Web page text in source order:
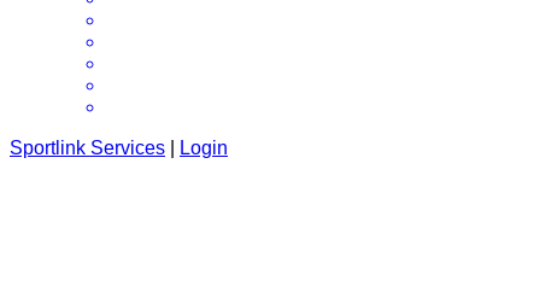
Sportlink Services Login